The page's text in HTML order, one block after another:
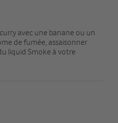
avec une banane ou un
de fumée, assaisonner
liquid Smoke à votre